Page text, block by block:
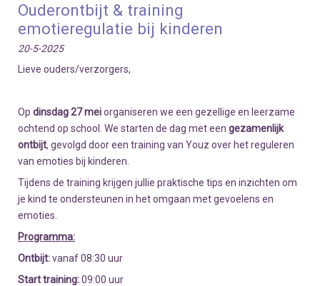
Ouderontbijt & training
emotieregulatie bij kinderen
20-5-2025
Lieve ouders/verzorgers,
Op dinsdag 27 meiorganiseren we een gezellige en leerzame
ochtend op school. We starten de dag met een gezamenlijk
ontbijt, gevolgd door een training van Youz over het reguleren
van emoties bij kinderen.
Tijdens de training krijgen jullie praktische tips en inzichten om
je kind te ondersteunen in het omgaan met gevoelens en
emoties.
Programma:
Ontbijt:vanaf 08:30 uur
Start training:09:00 uur